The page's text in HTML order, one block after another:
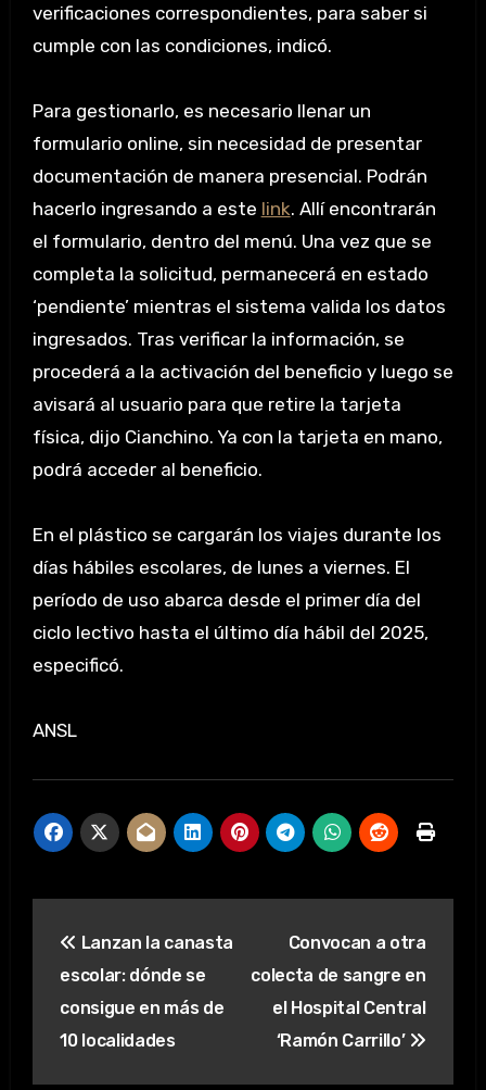
verificaciones correspondientes, para saber si
cumple con las condiciones, indicó.
Para gestionarlo, es necesario llenar un
formulario online, sin necesidad de presentar
documentación de manera presencial. Podrán
hacerlo ingresando a este link. Allí encontrarán
el formulario, dentro del menú. Una vez que se
completa la solicitud, permanecerá en estado
‘pendiente’ mientras el sistema valida los datos
ingresados. Tras verificar la información, se
procederá a la activación del beneficio y luego se
avisará al usuario para que retire la tarjeta
física, dijo Cianchino. Ya con la tarjeta en mano,
podrá acceder al beneficio.
En el plástico se cargarán los viajes durante los
días hábiles escolares, de lunes a viernes. El
período de uso abarca desde el primer día del
ciclo lectivo hasta el último día hábil del 2025,
especificó.
ANSL
de
entradas
Lanzan la canasta
escolar: dónde se
consigue en más de
10 localidades
Convocan a otra
colecta de sangre en
el Hospital Central
‘Ramón Carrillo’